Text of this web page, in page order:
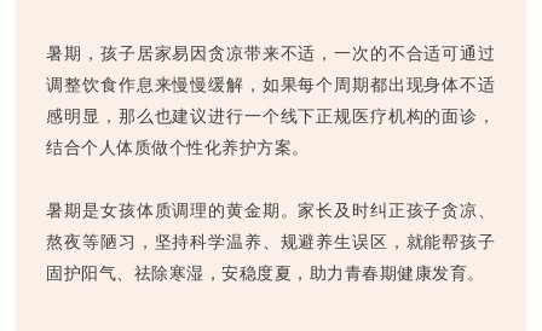
暑期，孩子居家易因贪凉带来不适，一次的不合适可通过
调整饮食作息来慢慢缓解，如果每个周期都出现身体不适
感明显，那么也建议进行一个线下正规医疗机构的面诊，
结合个人体质做个性化养护方案。
暑期是女孩体质调理的黄金期。家长及时纠正孩子贪凉、
熬夜等陋习，坚持科学温养、规避养生误区，就能帮孩子
固护阳气、祛除寒湿，安稳度夏，助力青春期健康发育。